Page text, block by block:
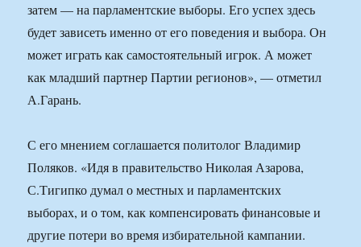
затем — на парламентские выборы. Его успех здесь
будет зависеть именно от его поведения и выбора. Он
может играть как самостоятельный игрок. А может
как младший партнер Партии регионов», — отметил
А.Гарань.
С его мнением соглашается политолог Владимир
Поляков. «Идя в правительство Николая Азарова,
С.Тигипко думал о местных и парламентских
выборах, и о том, как компенсировать финансовые и
другие потери во время избирательной кампании.